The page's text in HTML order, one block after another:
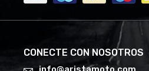
CONECTE CON NOSOTROS